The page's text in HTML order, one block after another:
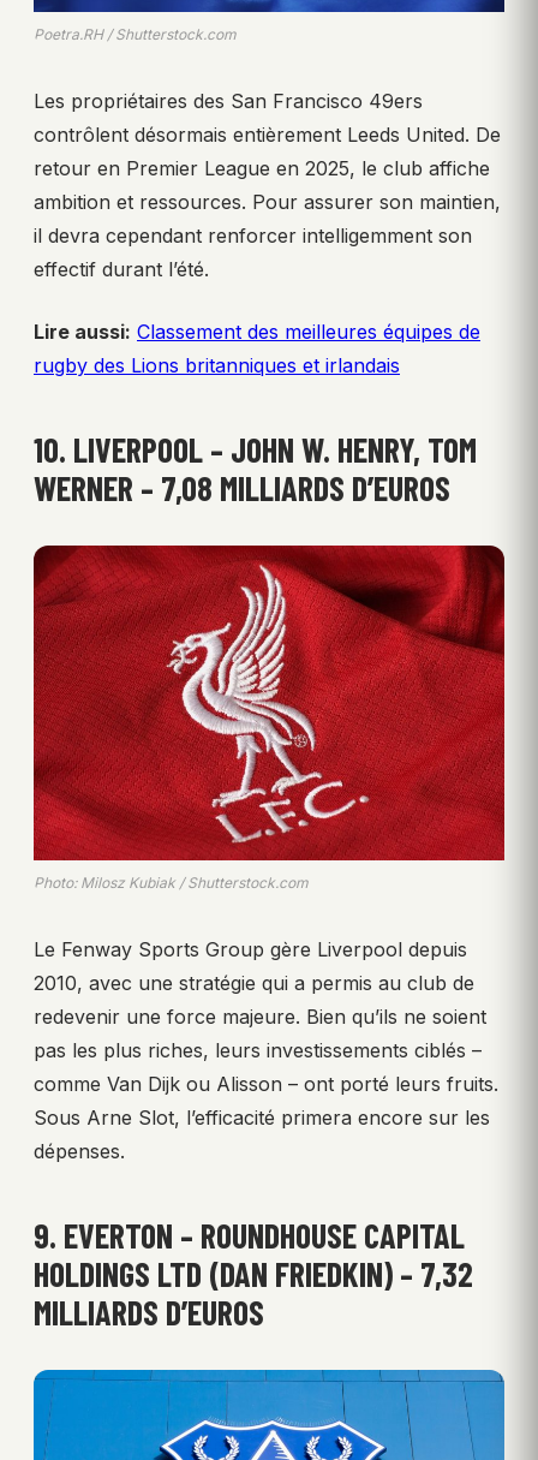
Poetra.RH / Shutterstock.com
Les propriétaires des San Francisco 49ers
contrôlent désormais entièrement Leeds United. De
retour en Premier League en 2025, le club affiche
ambition et ressources. Pour assurer son maintien,
il devra cependant renforcer intelligemment son
effectif durant l’été.
Lire aussi: Classement des meilleures équipes de
rugby des Lions britanniques et irlandais
10. LIVERPOOL – JOHN W. HENRY, TOM
WERNER – 7,08 MILLIARDS D’EUROS
Photo: Milosz Kubiak / Shutterstock.com
Le Fenway Sports Group gère Liverpool depuis
2010, avec une stratégie qui a permis au club de
redevenir une force majeure. Bien qu’ils ne soient
pas les plus riches, leurs investissements ciblés –
comme Van Dijk ou Alisson – ont porté leurs fruits.
Sous Arne Slot, l’efficacité primera encore sur les
dépenses.
9. EVERTON – ROUNDHOUSE CAPITAL
HOLDINGS LTD (DAN FRIEDKIN) – 7,32
MILLIARDS D’EUROS